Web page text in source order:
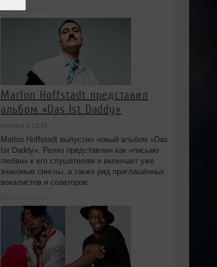
Marlon Hoffstadt представил
альбом «Das Ist Daddy»
сегодня в 13:34
Marlon Hoffstadt выпустил новый альбом «Das
Ist Daddy». Релиз представлен как «письмо
любви» к его слушателям и включает уже
знакомые синглы, а также ряд приглашённых
вокалистов и соавторов.